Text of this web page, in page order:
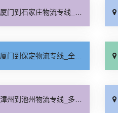
厦门到石家庄物流专线_准时准点「多少公里」
厦门到保定物流专线_全程直达「高效运输」
漳州到池州物流专线_多年经验「合理收费」